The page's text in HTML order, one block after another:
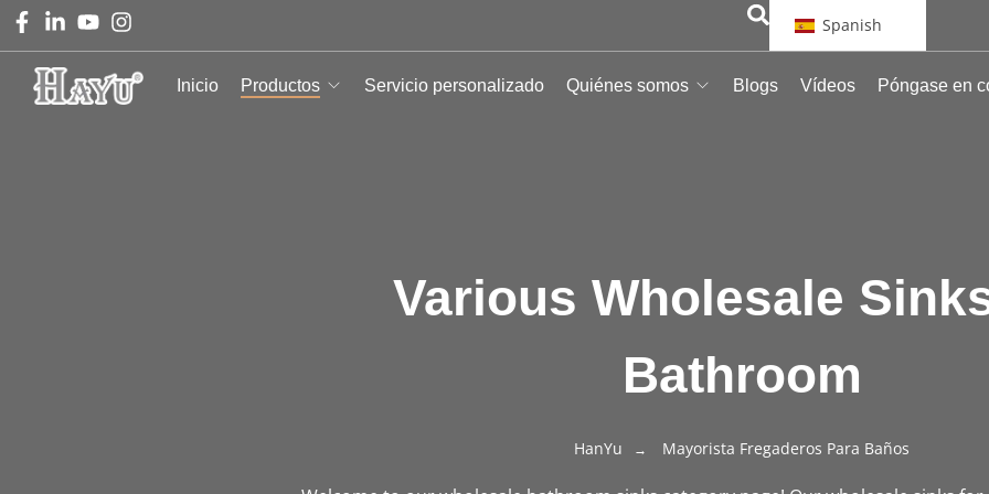
Spanish
Inicio Productos Servicio personalizado Quiénes somos Blogs Vídeos Póngase en
Various Wholesale
Bathroom
HanYu Mayorista Fregaderos Para Baños